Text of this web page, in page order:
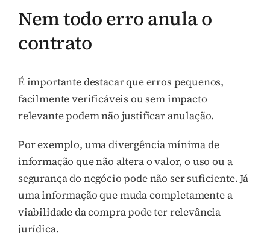
Nem todo erro anula o
contrato
É importante destacar que erros pequenos,
facilmente verificáveis ou sem impacto
relevante podem não justificar anulação.
Por exemplo, uma divergência mínima de
informação que não altera o valor, o uso ou a
segurança do negócio pode não ser suficiente. Já
uma informação que muda completamente a
viabilidade da compra pode ter relevância
jurídica.